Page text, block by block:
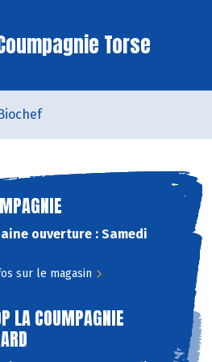
Torse
ouverture : Samedi
sur le magasin
LA COUMPAGNIE